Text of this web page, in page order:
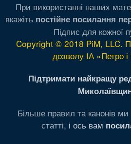
При використанні наших
вкажіть постійне посилання
Підпис для кожної
Copyright © 2018 PiM, LLC.
дозволу ІА «Петро
Підтримати найкращу
Більше правил та канонів
статті, і ось вам